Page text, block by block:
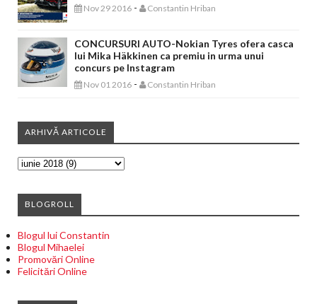
Nov 29 2016 - Constantin Hriban
CONCURSURI AUTO-Nokian Tyres ofera casca
lui Mika Häkkinen ca premiu in urma unui
concurs pe Instagram
Nov 01 2016 - Constantin Hriban
ARHIVĂ ARTICOLE
BLOGROLL
Blogul lui Constantin
Blogul Mihaelei
Promovări Online
Felicitări Online